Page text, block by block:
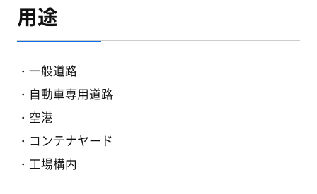
用途
一般道路
自動車専用道路
空港
コンテナヤード
工場構内